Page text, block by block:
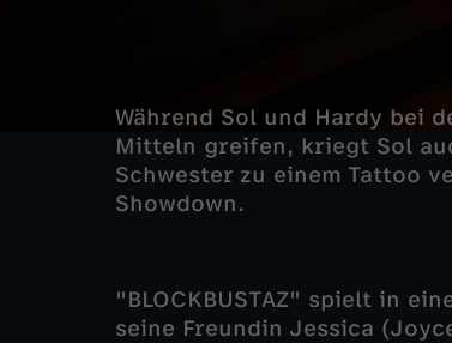
Während Sol und Hardy bei
Mitteln greifen, kriegt Sol
Schwester zu einem Tattoo
Showdown.
"BLOCKBUSTAZ" spielt in
seine Freundin Jessica